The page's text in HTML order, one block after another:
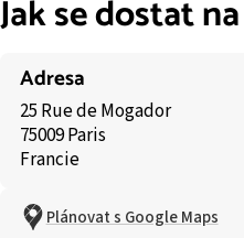
Jak se dostat
Adresa
25 Rue de Mogador
75009 Paris
Francie
Plánovat s Google Maps